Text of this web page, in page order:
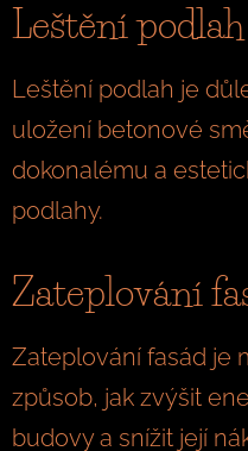
Leštění podlah
Leštění podlah je
uložení betonové
dokonalému a
podlahy.
Zateplování
Zateplování fasád je
způsob, jak zvýšit
budovy a snížit její